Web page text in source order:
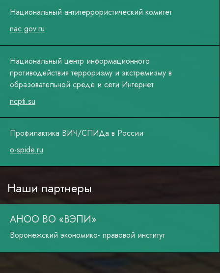
Национальный антитеррористический комитет
nac.gov.ru
Национальный центр информационного
противодействия терроризму и экстремизму в
образовательной среде и сети Интернет
ncpti.su
Профилактика ВИЧ/СПИДа в России
o-spide.ru
Наши партнеры
АНОО ВО «ВЭПИ»
Воронежский экономико- правовой институт